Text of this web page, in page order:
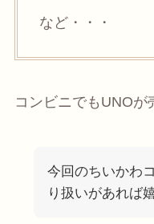
など・・・
コンビニでもUNOが
今回のちいかわ
り扱いがあれば